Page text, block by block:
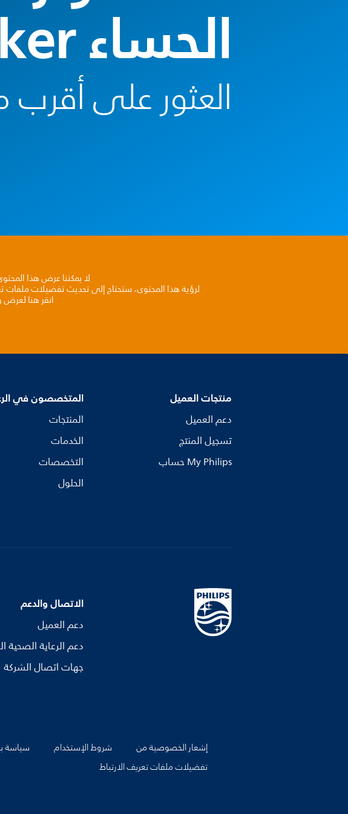
الحساء Soup Maker
العثور على أقرب
لا يمكننا عرض هذا
لرؤية هذا المحتوى، ستحتاج إلى تحديث تفضيلات ملفات
انقر هنا
منتجات العميل
دعم العميل
تسجيل المنتج
My Philips حساب
المتخصصون في
المنتجات
الخدمات
التخصصات
الحلول
الاتصال والدعم
دعم العميل
دعم الرعاية الصحية
جهات اتصال الشركة
إشعار الخصوصية من شروط الإستخدام
سياسة
تفضيلات ملفات تعريف الارتباط